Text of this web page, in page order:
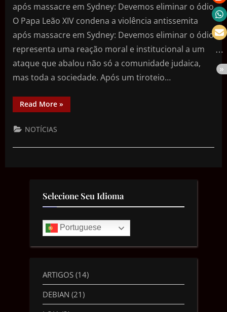
após massacre em Sydney: Devemos eliminar o ódio
O Papa Leão XIV condena a violência antissemita
após massacre em Sydney: Devemos eliminar o ódio
representa uma reação moral e institucional a um
ataque que abalou não só a comunidade judaica,
mas toda a sociedade. Após um tiroteio…
Read More »
NOTÍCIAS
Selecione Seu Idioma
Portuguese
ARTIGOS (14)
DEBIAN (21)